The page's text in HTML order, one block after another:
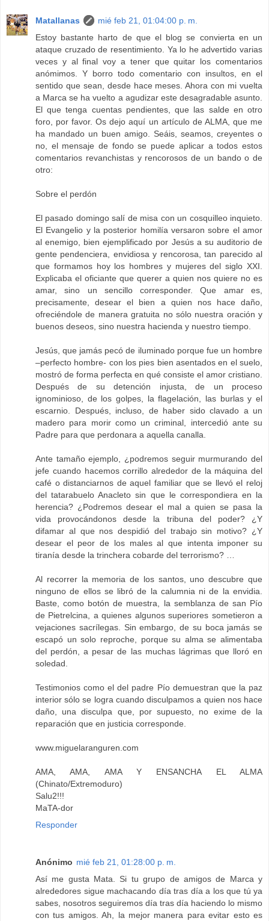
Matallanas
mié feb 21, 01:04:00 p. m.
Estoy bastante harto de que el blog se convierta en un
ataque cruzado de resentimiento. Ya lo he advertido varias
veces y al final voy a tener que quitar los comentarios
anómimos. Y borro todo comentario con insultos, en el
sentido que sean, desde hace meses. Ahora con mi vuelta
a Marca se ha vuelto a agudizar este desagradable asunto.
El que tenga cuentas pendientes, que las salde en otro
foro, por favor. Os dejo aquí un artículo de ALMA, que me
ha mandado un buen amigo. Seáis, seamos, creyentes o
no, el mensaje de fondo se puede aplicar a todos estos
comentarios revanchistas y rencorosos de un bando o de
otro:
Sobre el perdón
El pasado domingo salí de misa con un cosquilleo inquieto.
El Evangelio y la posterior homilía versaron sobre el amor
al enemigo, bien ejemplificado por Jesús a su auditorio de
gente pendenciera, envidiosa y rencorosa, tan parecido al
que formamos hoy los hombres y mujeres del siglo XXI.
Explicaba el oficiante que querer a quien nos quiere no es
amar, sino un sencillo corresponder. Que amar es,
precisamente, desear el bien a quien nos hace daño,
ofreciéndole de manera gratuita no sólo nuestra oración y
buenos deseos, sino nuestra hacienda y nuestro tiempo.
Jesús, que jamás pecó de iluminado porque fue un hombre
–perfecto hombre- con los pies bien asentados en el suelo,
mostró de forma perfecta en qué consiste el amor cristiano.
Después de su detención injusta, de un proceso
ignominioso, de los golpes, la flagelación, las burlas y el
escarnio. Después, incluso, de haber sido clavado a un
madero para morir como un criminal, intercedió ante su
Padre para que perdonara a aquella canalla.
Ante tamaño ejemplo, ¿podremos seguir murmurando del
jefe cuando hacemos corrillo alrededor de la máquina del
café o distanciarnos de aquel familiar que se llevó el reloj
del tatarabuelo Anacleto sin que le correspondiera en la
herencia? ¿Podremos desear el mal a quien se pasa la
vida provocándonos desde la tribuna del poder? ¿Y
difamar al que nos despidió del trabajo sin motivo? ¿Y
desear el peor de los males al que intenta imponer su
tiranía desde la trinchera cobarde del terrorismo? …
Al recorrer la memoria de los santos, uno descubre que
ninguno de ellos se libró de la calumnia ni de la envidia.
Baste, como botón de muestra, la semblanza de san Pío
de Pietrelcina, a quienes algunos superiores sometieron a
vejaciones sacrílegas. Sin embargo, de su boca jamás se
escapó un solo reproche, porque su alma se alimentaba
del perdón, a pesar de las muchas lágrimas que lloró en
soledad.
Testimonios como el del padre Pío demuestran que la paz
interior sólo se logra cuando disculpamos a quien nos hace
daño, una disculpa que, por supuesto, no exime de la
reparación que en justicia corresponde.
www.miguelaranguren.com
AMA, AMA, AMA Y ENSANCHA EL ALMA
(Chinato/Extremoduro)
Salu2!!!
MaTA-dor
Responder
Anónimo mié feb 21, 01:28:00 p. m.
Así me gusta Mata. Si tu grupo de amigos de Marca y
alrededores sigue machacando día tras día a los que tú ya
sabes, nosotros seguiremos día tras día haciendo lo mismo
con tus amigos. Ah, la mejor manera para evitar esto es